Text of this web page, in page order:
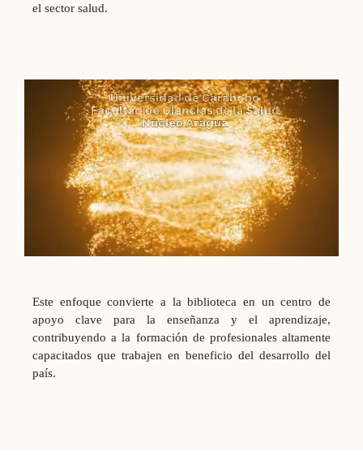
el sector salud.
Este enfoque convierte a la biblioteca en un centro de
apoyo clave para la enseñanza y el aprendizaje,
contribuyendo a la formación de profesionales altamente
capacitados que trabajen en beneficio del desarrollo del
país.